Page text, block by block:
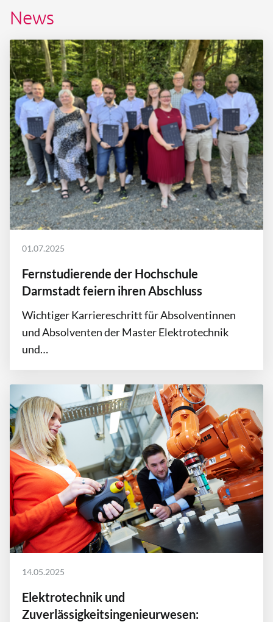
News
01.07.2025
Fernstudierende der Hochschule
Darmstadt feiern ihren Abschluss
Wichtiger Karriereschritt für Absolventinnen
und Absolventen der Master Elektrotechnik
und…
14.05.2025
Elektrotechnik und
Zuverlässigkeitsingenieurwesen: